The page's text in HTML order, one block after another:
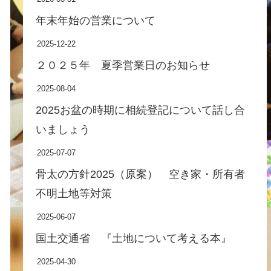
年末年始の営業について
2025-12-22
２０２５年 夏季営業日のお知らせ
2025-08-04
2025お盆の時期に相続登記について話し合
いましょう
2025-07-07
骨太の方針2025（原案） 空き家・所有者
不明土地等対策
2025-06-07
国土交通省 『土地について考える本』
2025-04-30